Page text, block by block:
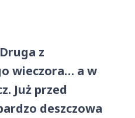
z
wieczora… a w
Już przed
deszczowa